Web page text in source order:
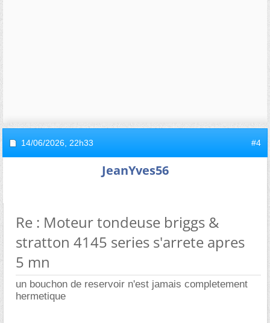
14/06/2026, 22h33 #4
JeanYves56
Re : Moteur tondeuse briggs &
stratton 4145 series s'arrete apres
5 mn
un bouchon de reservoir n'est jamais completement
hermetique